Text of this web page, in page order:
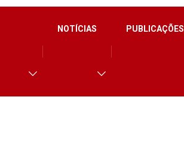
NOTÍCIAS PUBLICAÇÕES